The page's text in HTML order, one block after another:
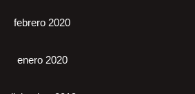
febrero 2020
enero 2020